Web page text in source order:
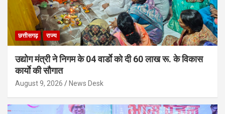
छत्तीसगढ़ राज्य
उद्योग मंत्री ने निगम के 04 वार्डाे को दी 60 लाख रू. के विकास
कार्याे की सौगात
August 9, 2026 News Desk